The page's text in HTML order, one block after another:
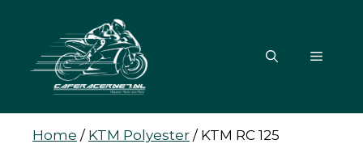
inhoud
MENU
Home / KTM Polyester / KTM RC 125